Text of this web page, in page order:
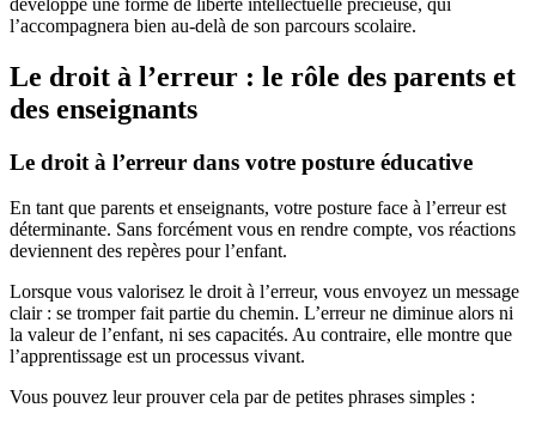
l’accompagnera bien au-delà de son parcours scolaire.
Le droit à l’erreur : le rôle des parents et
des enseignants
Le droit à l’erreur dans votre posture éducative
En tant que parents et enseignants, votre posture face à l’erreur est
déterminante. Sans forcément vous en rendre compte, vos réactions
deviennent des repères pour l’enfant.
Lorsque vous valorisez le droit à l’erreur, vous envoyez un message
clair : se tromper fait partie du chemin. L’erreur ne diminue alors ni
la valeur de l’enfant, ni ses capacités. Au contraire, elle montre que
l’apprentissage est un processus vivant.
Vous pouvez leur prouver cela par de petites phrases simples :